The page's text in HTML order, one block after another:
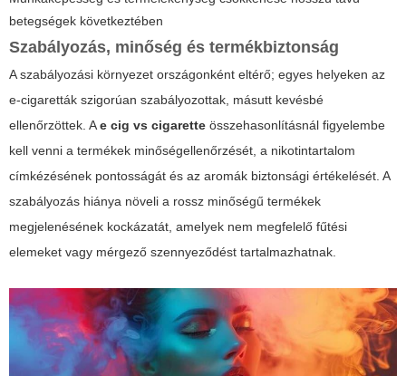
betegségek következtében
Szabályozás, minőség és termékbiztonság
A szabályozási környezet országonként eltérő; egyes helyeken az
e-cigaretták szigorúan szabályozottak, másutt kevésbé
ellenőrzöttek. Ae cig vs cigarette összehasonlításnál figyelembe
kell venni a termékek minőségellenőrzését, a nikotintartalom
címkézésének pontosságát és az aromák biztonsági értékelését. A
szabályozás hiánya növeli a rossz minőségű termékek
megjelenésének kockázatát, amelyek nem megfelelő fűtési
elemeket vagy mérgező szennyeződést tartalmazhatnak.